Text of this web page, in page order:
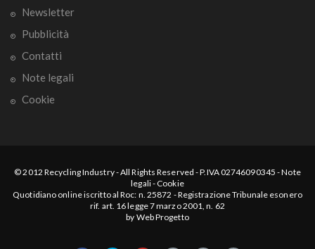
Newsletter
Pubblicità
Contatti
Note legali
Cookie
© 2012 Recycling Industry-All Rights Reserved - P.IVA 02746090345 -Note
legali- Cookie
Quotidiano online iscritto al Roc: n. 25872 - Registrazione Tribunale esonero
rif. art. 16 legge 7 marzo 2001, n. 62
by Web Progetto